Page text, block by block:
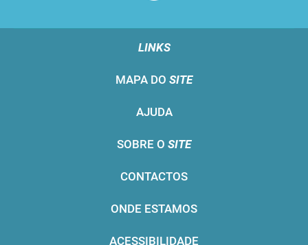
LINKS
MAPA DO SITE
AJUDA
SOBRE O SITE
CONTACTOS
ONDE ESTAMOS
ACESSIBILIDADE